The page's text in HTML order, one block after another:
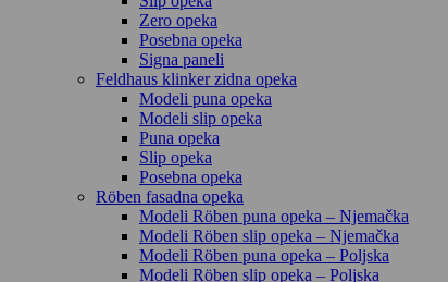
Zero opeka
Posebna opeka
Signa paneli
Feldhaus klinker zidna opeka
Modeli puna opeka
Modeli slip opeka
Puna opeka
Slip opeka
Posebna opeka
Röben fasadna opeka
Modeli Röben puna opeka – Njemačka
Modeli Röben slip opeka – Njemačka
Modeli Röben puna opeka – Poljska
Modeli Röben slip opeka – Poljska